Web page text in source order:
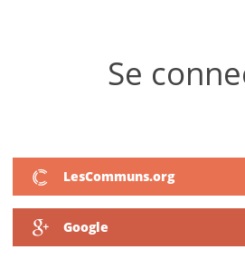
WWF - Fonds pour la
voor natuur
Se
LesCommuns.org
Google